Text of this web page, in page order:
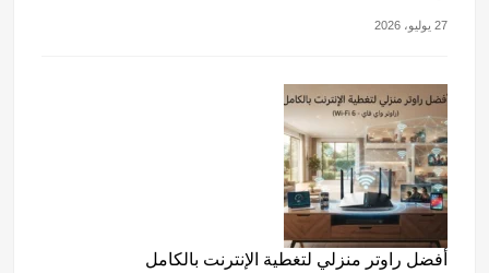
27 يوليو، 2026
أفضل راوتر منزلي لتغطية الإنترنت بالكامل